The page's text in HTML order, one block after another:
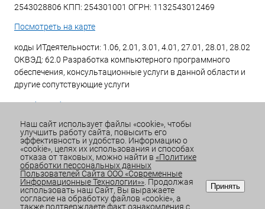
2543028806 КПП: 254301001 ОГРН: 1132543012469
Посмотреть на карте
коды ИТдеятельности: 1.06, 2.01, 3.01, 4.01, 27.01, 28.01, 28.02
ОКВЭД: 62.0 Разработка компьютерного программного
обеспечения, консультационные услуги в данной области и
другие сопутствующие услуги
Email:office@sitdv.ru
График работы Пн-Пт: с 9:00 до 18:00 Сб/Вс: Выходной
Наш сайт использует файлы «cookie», чтобы
улучшить работу сайта, повысить его
эффективность и удобство. Информацию о
«cookie», целях их использования и способах
отказа от таковых, можно найти в «Политике
обработки персональных данных
Пользователей Сайта ООО «Современные
Информационные Технологии»». Продолжая
использовать наш Сайт, Вы выражаете
согласие на обработку файлов «cookie», а
также подтверждаете факт ознакомления с
Принять